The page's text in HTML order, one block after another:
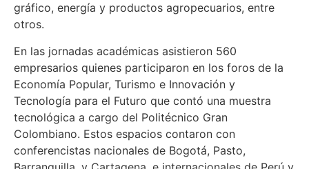
gráfico, energía y productos agropecuarios, entre
otros.
En las jornadas académicas asistieron 560
empresarios quienes participaron en los foros de la
Economía Popular, Turismo e Innovación y
Tecnología para el Futuro que contó una muestra
tecnológica a cargo del Politécnico Gran
Colombiano. Estos espacios contaron con
conferencistas nacionales de Bogotá, Pasto,